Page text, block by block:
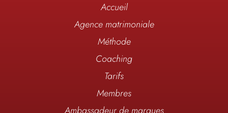
Accueil
Agence matrimoniale
Méthode
Coaching
Tarifs
Membres